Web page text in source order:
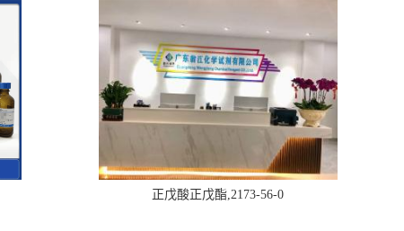
正戊酸正戊酯,2173-56-0